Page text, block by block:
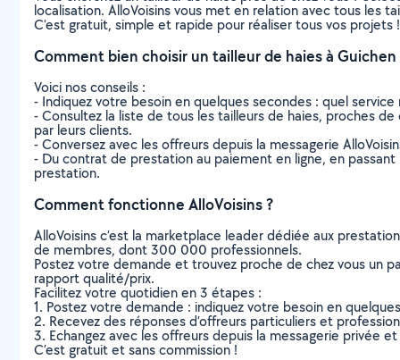
localisation. AlloVoisins vous met en relation avec tous les
C’est gratuit, simple et rapide pour réaliser tous vos projets !
Comment bien choisir un tailleur de haies à Guichen
Voici nos conseils :
- Indiquez votre besoin en quelques secondes : quel
- Consultez la liste de tous les tailleurs de haies, proches
par leurs clients.
- Conversez avec les offreurs depuis la messagerie
- Du contrat de prestation au paiement en ligne, en
prestation.
Comment fonctionne AlloVoisins ?
AlloVoisins c’est la marketplace leader dédiée aux
de membres, dont 300 000 professionnels.
Postez votre demande et trouvez proche de chez vous un
rapport qualité/prix.
Facilitez votre quotidien en 3 étapes :
1. Postez votre demande : indiquez votre besoin en
2. Recevez des réponses d’offreurs particuliers et
3. Echangez avec les offreurs depuis la messagerie privée
C’est gratuit et sans commission !